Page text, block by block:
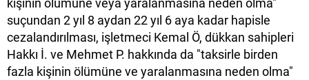
kişinin ölümüne veya yaralanmasına neden olma"
suçundan 2 yıl 8 aydan 22 yıl 6 aya kadar hapisle
cezalandırılması, işletmeci Kemal Ö, dükkan sahipleri
Hakkı İ. ve Mehmet P. hakkında da "taksirle birden
fazla kişinin ölümüne ve yaralanmasına neden olma"